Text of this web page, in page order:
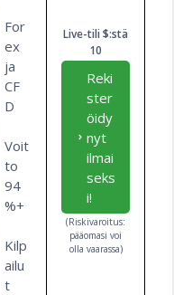
For
ex
ja
CF
D
Voit
to
94
%+
Kilp
ailu
t
Live-tili $:stä
10
Reki
ster
öidy
nyt
ilmai
seks
i!
(Riskivaroitus:
pääomasi voi
olla vaarassa)